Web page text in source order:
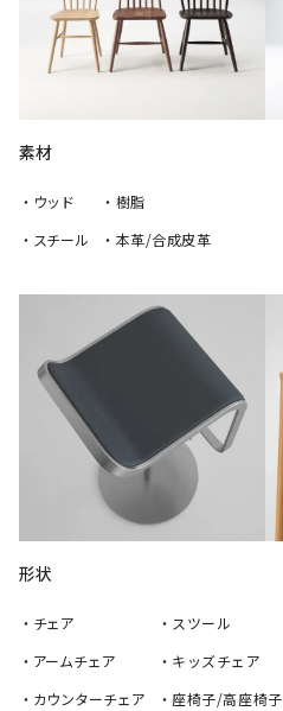
素材
・ウッド
・スチール
・樹脂
・本革/合成皮革
形状
・チェア
・アームチェア
・カウンターチェア
・スツール
・キッズチェア
・座椅子/高座椅子